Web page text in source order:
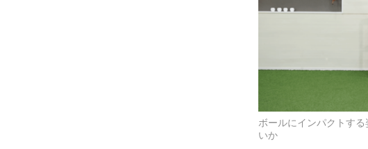
ボールにインパクトす
いか